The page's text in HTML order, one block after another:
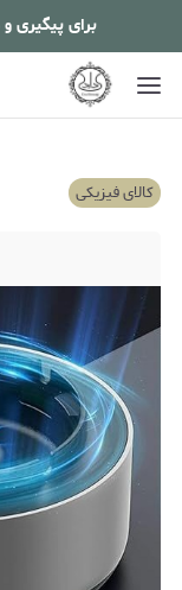
برای پیگیری
کالای فیزیکی